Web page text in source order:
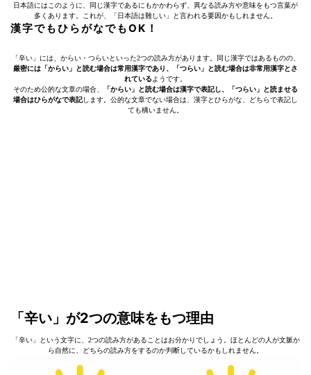
日本語にはこのように、同じ漢字であるにもかかわらず、異なる読み方や意味をもつ言葉が
多くあります。これが、「日本語は難しい」と言われる要因かもしれません。
漢字でもひらがなでもOK！
「辛い」には、からい・つらいといった2つの読み方があります。同じ漢字ではあるものの、
厳密には「からい」と読む場合は常用漢字であり、「つらい」と読む場合は非常用漢字とさ
れている ようです。
そのため公的な文章の場合、
「からい」と読む場合は漢字で表記し、「つらい」と読ませる
場合はひらがなで表記します。公的な文章でない場合は、漢字とひらがな、どちらで表記し
ても構いません。
「辛い」が2つの意味をもつ理由
「辛い」という文字に、2つの読み方があることはお分かりでしょう。ほとんどの人が文脈か
ら自然に、どちらの読み方をするのか判断しているかもしれません。